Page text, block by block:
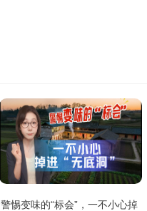
警惕变味的“标会”，一不小心掉